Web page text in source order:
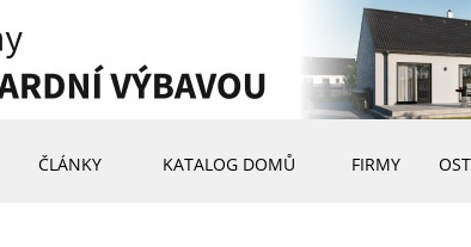
ČLÁNKY KATALOG DOMŮ FIRMY